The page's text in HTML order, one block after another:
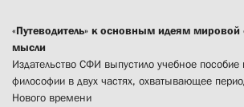
«Путеводитель» к основным идеям
мысли
Издательство СФИ выпустило учебное пособие
философии в двух частях, охватывающее
Нового времени